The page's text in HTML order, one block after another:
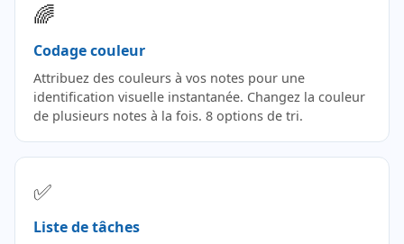
🌈
Codage couleur
Attribuez des couleurs à vos notes pour une
identification visuelle instantanée. Changez la couleur
de plusieurs notes à la fois. 8 options de tri.
✅
Liste de tâches